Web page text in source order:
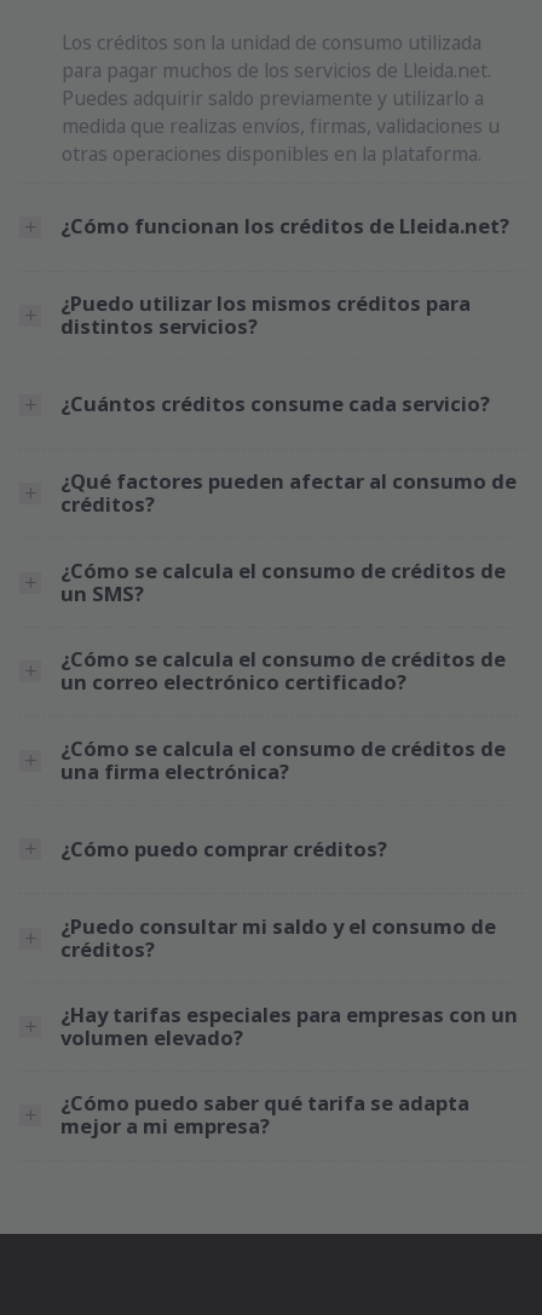
Los créditos son la unidad de consumo utilizada
para pagar muchos de los servicios de Lleida.net.
Puedes adquirir saldo previamente y utilizarlo a
medida que realizas envíos, firmas, validaciones u
otras operaciones disponibles en la plataforma.
¿Cómo funcionan los créditos de Lleida.net?
¿Puedo utilizar los mismos créditos para
distintos servicios?
¿Cuántos créditos consume cada servicio?
¿Qué factores pueden afectar al consumo de
créditos?
¿Cómo se calcula el consumo de créditos de
un SMS?
¿Cómo se calcula el consumo de créditos de
un correo electrónico certificado?
¿Cómo se calcula el consumo de créditos de
una firma electrónica?
¿Cómo puedo comprar créditos?
¿Puedo consultar mi saldo y el consumo de
créditos?
¿Hay tarifas especiales para empresas con un
volumen elevado?
¿Cómo puedo saber qué tarifa se adapta
mejor a mi empresa?